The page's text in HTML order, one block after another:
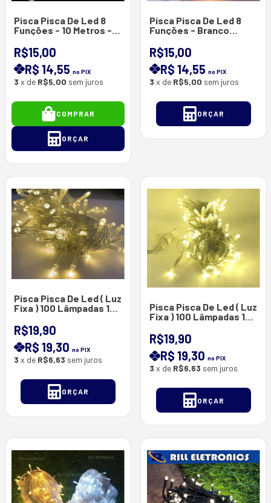
Pisca Pisca De Led 8
Funções - 10 Metros -
R$15,00
R$ 14,55no PIX
3 x de R$5,00 sem juros
COMPRAR
ORÇAR
Pisca Pisca De Led 8
Funções - Branco
R$15,00
R$ 14,55no PIX
3 x de R$5,00 sem juros
ORÇAR
Pisca Pisca De Led ( Luz
Fixa ) 100 Lâmpadas 10
R$19,90
R$ 19,30no PIX
3 x de R$6,63 sem juros
ORÇAR
Pisca Pisca De Led ( Luz
Fixa ) 100 Lâmpadas 10
R$19,90
R$ 19,30no PIX
3 x de R$6,63 sem juros
ORÇAR